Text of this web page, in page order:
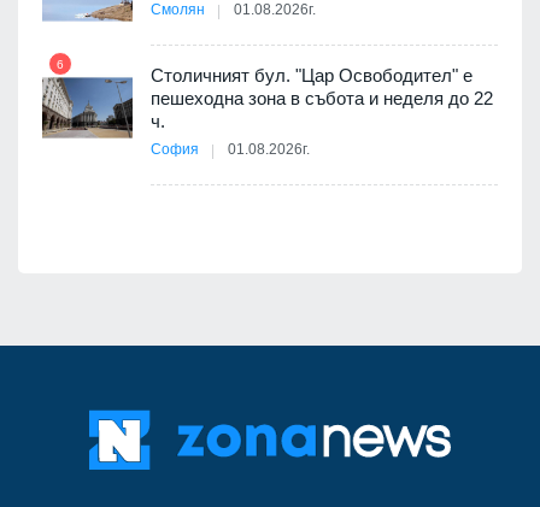
Смолян 01.08.2026г.
6
Столичният бул. "Цар Освободител" е
пешеходна зона в събота и неделя до 22
ч.
София 01.08.2026г.